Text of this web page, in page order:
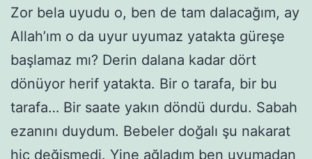
Zor bela uyudu o, ben de tam dalacağım, ay
Allah’ım o da uyur uyumaz yatakta güreşe
başlamaz mı? Derin dalana kadar dört
dönüyor herif yatakta. Bir o tarafa, bir bu
tarafa… Bir saate yakın döndü durdu. Sabah
ezanını duydum. Bebeler doğalı şu nakarat
hiç değişmedi. Yine ağladım ben uyumadan